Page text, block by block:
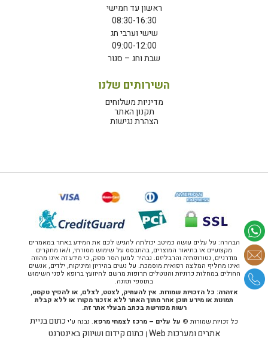
ראשון עד חמישי
08:30-16:30
שישי וערבי חג
09:00-12:00
שבת וחג – סגור
השירותים שלנו
מדיניות משלוחים
תקנון האתר
הצהרת נגישות
הבהרה: על עלים עושה כמיטב יכולתה להגיש לכם את המידע באתר במאמרים
מקצועיים או בתיאור המוצרים, בהתבסס על שימוש מסורתי, ו/או מחקרים
מודרניים, נטורופתיה והרבליזם. נבהיר למען הסר ספק, כי מידע זה אינו מהווה
ואינו מחליף המלצה רפואית מוסמכת. על נשים בהיריון ומיניקות, ילדים, אנשים
החולים במחלות כרוניות והנוטלים תרופות מרשם להיוועץ ברופא לפני השימוש
בתוספי תזונה.
אזהרה: כל הזכויות שמורות. אין להעתיק, לצטט, לצלם, או להפיץ טקסט,
תמונות או מידע תוכן אחר מתוך האתר ללא אזכור מקורו או ללא קבלת
רשות מפורשת בכתב מבעלי אתר זה.
כל זכויות שמורות © על עלים – מרכז לצמחי מרפא. נבנה ע"יכתום בניית
אתרים ומערכות Web
| כתום קידום ושיווק באינטרנט